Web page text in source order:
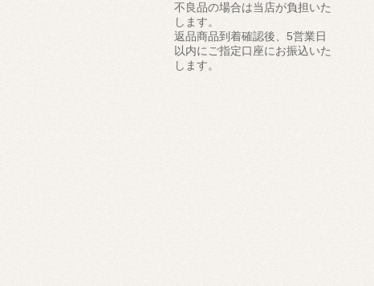
不良品の場合は当店が負担いた
します。
返品商品到着確認後、5営業日
以内にご指定口座にお振込いた
します。